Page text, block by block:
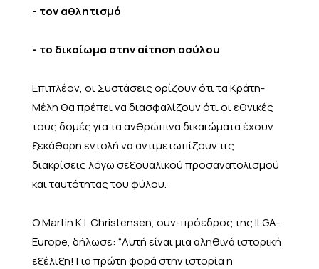
- τον αθλητισμό
- το δικαίωμα στην αίτηση ασύλου
Επιπλέον, οι Συστάσεις ορίζουν ότι τα Κράτη-
Μέλη θα πρέπει να διασφαλίζουν ότι οι εθνικές
τους δομές για τα ανθρώπινα δικαιώματα έχουν
ξεκάθαρη εντολή να αντιμετωπίζουν τις
διακρίσεις λόγω σεξουαλικού προσανατολισμού
και ταυτότητας του φύλου.
O Martin K.I. Christensen, συν-πρόεδρος της ILGA-
Europe, δήλωσε: “Αυτή είναι μια αληθινά ιστορική
εξέλιξη! Για πρώτη φορά στην ιστορία η